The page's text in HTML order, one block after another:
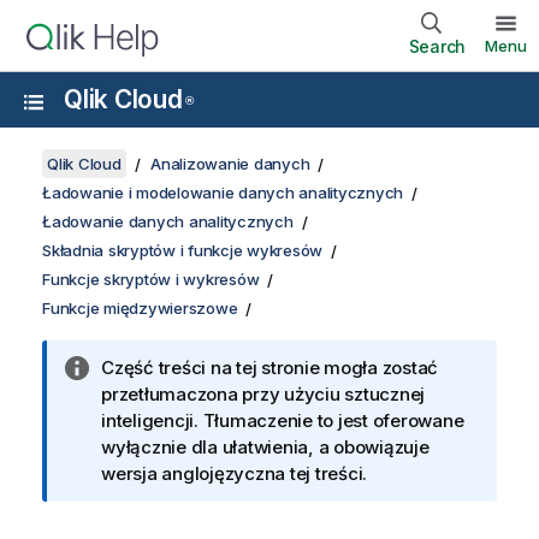
Search Menu
Qlik Cloud ®
Qlik Cloud
Analizowanie danych
Ładowanie i modelowanie danych analitycznych
Ładowanie danych analitycznych
Składnia skryptów i funkcje wykresów
Funkcje skryptów i wykresów
Funkcje międzywierszowe
Część treści na tej stronie mogła zostać
przetłumaczona przy użyciu sztucznej
inteligencji. Tłumaczenie to jest oferowane
wyłącznie dla ułatwienia, a obowiązuje
wersja anglojęzyczna tej treści.